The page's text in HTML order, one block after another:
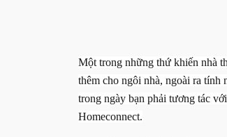
Một trong những thứ khiến nhà
thêm cho ngôi nhà, ngoài ra tính
trong ngày bạn phải tương tác
Homeconnect.